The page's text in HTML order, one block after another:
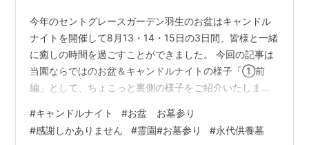
今年のセントグレースガーデン羽生のお盆はキャンドル
ナイトを開催して8月13・14・15日の3日間、皆様と一緒
に癒しの時間を過ごすことができました。 今回の記事は
当園ならではのお盆＆キャンドルナイトの様子「①前
編」として、ちょこっと裏側の様子をご紹介いたします♪
ースガーデンでは初のキャンドルナイト開催！昨年秋の
キャンドルナイトの装飾と少し雰囲気を変えて皆様をお
#キャンドルナイト #お盆 お墓参り
#感謝しかありません #霊園#お墓参り #永代供養墓